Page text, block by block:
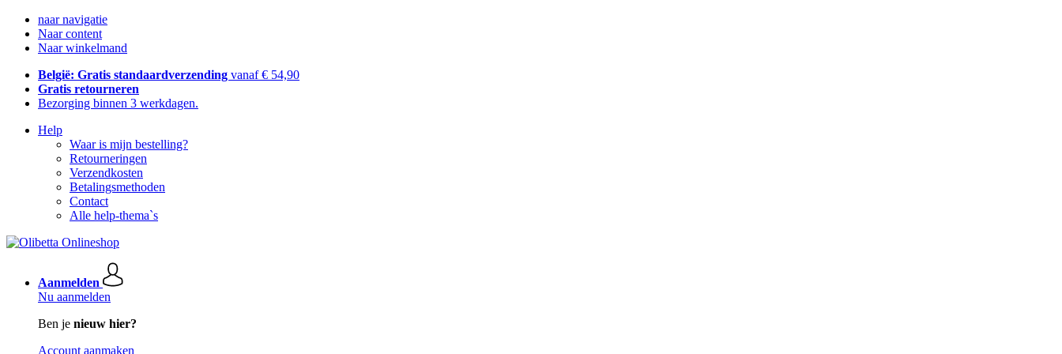
naar navigatie
Naar content
Naar winkelmand
België: Gratis standaardverzending vanaf € 54,90
Gratis retourneren
Bezorging binnen 3 werkdagen.
Help
Waar is mijn bestelling?
Retourneringen
Verzendkosten
Betalingsmethoden
Contact
Alle help-thema`s
Aanmelden
Nu aanmelden
Ben je nieuw hier?
Account aanmaken